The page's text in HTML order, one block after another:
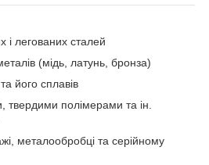
і легованих сталей
(мідь, латунь, бронза)
його сплавів
полімерами та ін.
металообробці та серійному